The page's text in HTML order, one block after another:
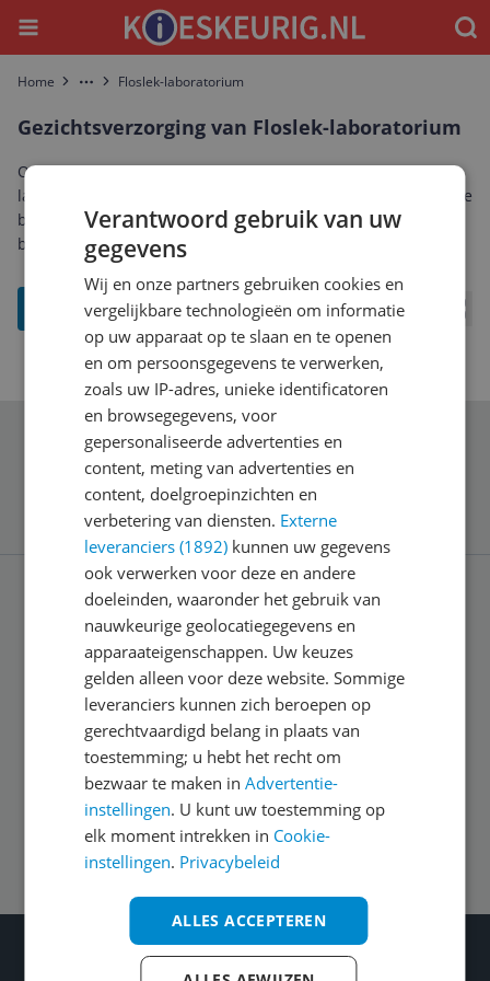
Menu
Home More Floslek-laboratorium
Gezichtsverzorging van Floslek-laboratorium
Ontdek het complete aanbod gezichtsverzorging van Floslek-
laboratorium. Vergelijk prijzen, specificaties en reviews om de
beste Floslek-laboratorium gezichtsverzorging te vinden die
bij jou past.
Schrijf je in voor onze nieuwsbrief
Algemeen
Zakelijk
Volg ons op
Wat je ook kiest: Blijf kieskeurig
Verantwoord gebruik van uw
gegevens
Wij en onze partners gebruiken cookies en
vergelijkbare technologieën om informatie
op uw apparaat op te slaan en te openen
en om persoonsgegevens te verwerken,
zoals uw IP-adres, unieke identificatoren
en browsegegevens, voor
gepersonaliseerde advertenties en
content, meting van advertenties en
content, doelgroepinzichten en
verbetering van diensten. Externe
leveranciers (1892) kunnen uw gegevens
ook verwerken voor deze en andere
doeleinden, waaronder het gebruik van
nauwkeurige geolocatiegegevens en
apparaateigenschappen. Uw keuzes
gelden alleen voor deze website. Sommige
leveranciers kunnen zich beroepen op
gerechtvaardigd belang in plaats van
toestemming; u hebt het recht om
bezwaar te maken inAdvertentie-
instellingen. U kunt uw toestemming op
elk moment intrekken in Cookie-
instellingen. Privacybeleid
ALLES ACCEPTEREN